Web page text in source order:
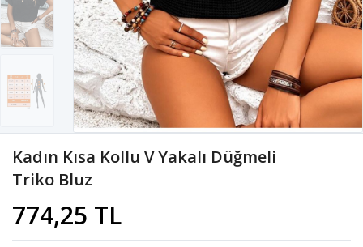
Kadın Kısa Kollu V Yakalı Düğmeli
Triko Bluz
774,25 TL